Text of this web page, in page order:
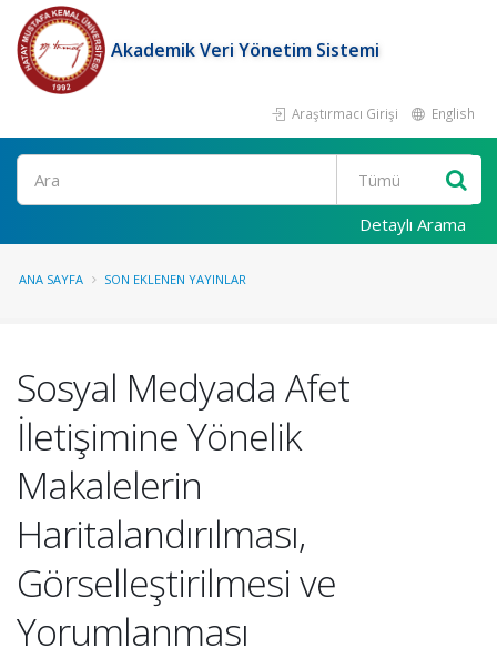
Akademik Veri Yönetim Sistemi
Araştırmacı Girişi English
Ara
Detaylı Arama
ANA SAYFA SON EKLENEN YAYINLAR
Sosyal Medyada Afet
İletişimine Yönelik
Makalelerin
Haritalandırılması,
Görselleştirilmesi ve
Yorumlanması